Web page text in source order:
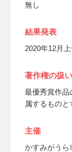
無し
結果発表
2020年12月
著作権の扱い
最優秀賞作品
属するものと
主催
かすみがう